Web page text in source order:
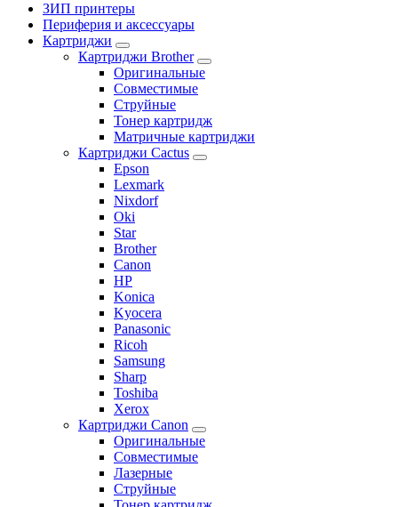
ЗИП принтеры
Периферия и аксессуары
Картриджи
Картриджи Brother
Оригинальные
Совместимые
Струйные
Тонер картридж
Матричные картриджи
Картриджи Cactus
Epson
Lexmark
Nixdorf
Oki
Star
Brother
Canon
HP
Konica
Kyocera
Panasonic
Ricoh
Samsung
Sharp
Toshiba
Xerox
Картриджи Canon
Оригинальные
Совместимые
Лазерные
Струйные